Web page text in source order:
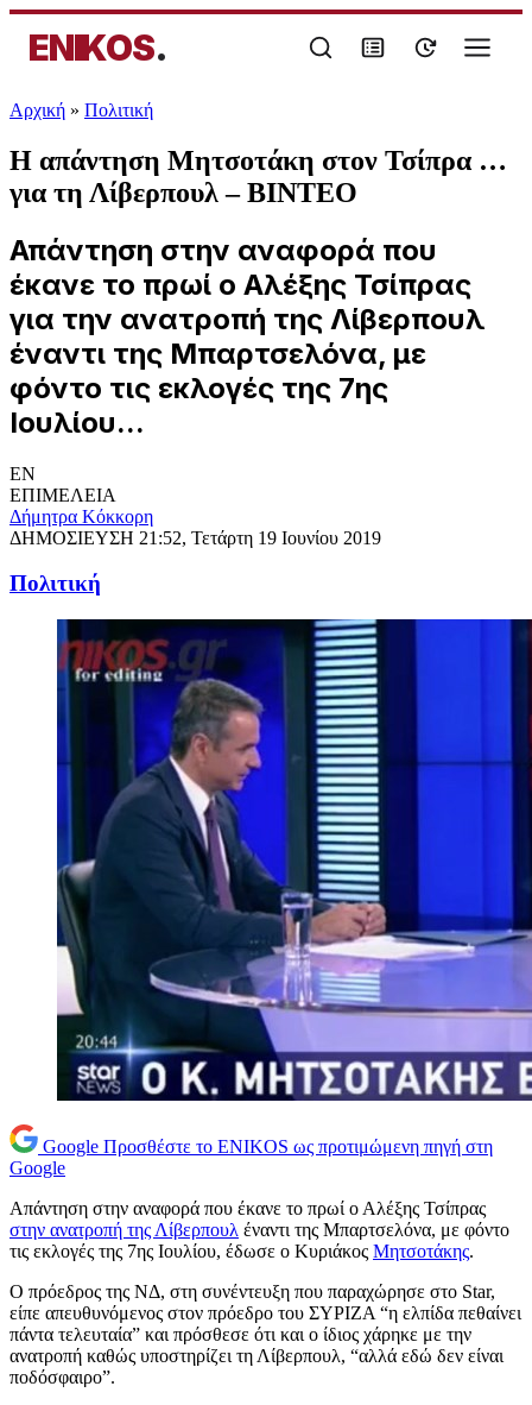
ENIKOS.
Αρχική » Πολιτική
Η απάντηση Μητσοτάκη στον Τσίπρα …
για τη Λίβερπουλ – ΒΙΝΤΕΟ
Απάντηση στην αναφορά που
έκανε το πρωί ο Αλέξης Τσίπρας
για την ανατροπή της Λίβερπουλ
έναντι της Μπαρτσελόνα, με
φόντο τις εκλογές της 7ης
Ιουλίου...
EN
ΕΠΙΜΕΛΕΙΑ
Δήμητρα Κόκκορη
ΔΗΜΟΣΙΕΥΣΗ 21:52, Τετάρτη 19 Ιουνίου 2019
Πολιτική
Google Προσθέστε το ENIKOS ως προτιμώμενη πηγή στη
Google
Απάντηση στην αναφορά που έκανε το πρωί ο Αλέξης Τσίπρας
στην ανατροπή της Λίβερπουλ έναντι της Μπαρτσελόνα, με φόντο
τις εκλογές της 7ης Ιουλίου, έδωσε ο Κυριάκος Μητσοτάκης.
Ο πρόεδρος της ΝΔ, στη συνέντευξη που παραχώρησε στο Star,
είπε απευθυνόμενος στον πρόεδρο του ΣΥΡΙΖΑ “η ελπίδα πεθαίνει
πάντα τελευταία” και πρόσθεσε ότι και ο ίδιος χάρηκε με την
ανατροπή καθώς υποστηρίζει τη Λίβερπουλ, “αλλά εδώ δεν είναι
ποδόσφαιρο”.